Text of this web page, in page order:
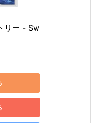
リー - Sw